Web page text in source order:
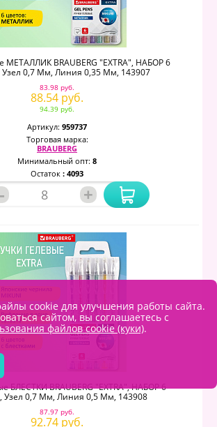
МЕТАЛЛИК BRAUBERG "EXTRA", НАБОР 6
0,7 Мм, Линия 0,35 Мм, 143907
83.98 руб.
88.54 руб.
94.39 руб.
Артикул: 959737
Торговая марка:
BRAUBERG
Минимальный опт: 8
Остаток : 4093
+
БЛЕСТКИ BRAUBERG "EXTRA", НАБОР 6
Узел 0,7 Мм, Линия 0,5 Мм, 143908
87.97 руб.
92.74 руб.
cookie для улучшения работы сайта.
сайтом, вы соглашаетесь с
файлов cookie (куки).